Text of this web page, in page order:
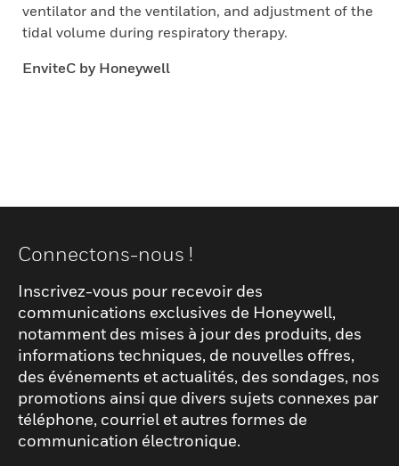
ventilator and the ventilation, and adjustment of the
tidal volume during respiratory therapy.
EnviteC by Honeywell
Connectons-nous !
Inscrivez-vous pour recevoir des
communications exclusives de Honeywell,
notamment des mises à jour des produits, des
informations techniques, de nouvelles offres,
des événements et actualités, des sondages, nos
promotions ainsi que divers sujets connexes par
téléphone, courriel et autres formes de
communication électronique.